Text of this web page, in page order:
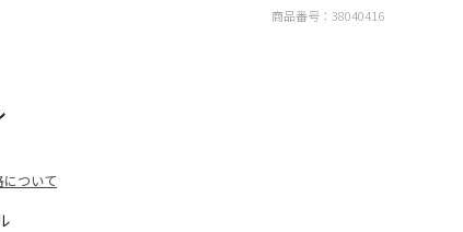
について
商品番号： 38040416